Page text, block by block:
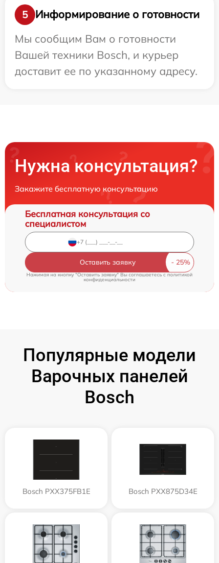
5
Информирование о готовности
Мы сообщим Вам о готовности
Вашей техники Bosch, и курьер
доставит ее по указанному адресу.
Нужна консультация?
Закажите бесплатную консультацию
Бесплатная консультация со
специалистом
Оставить заявку
Нажимая на кнопку "Оставить заявку" Вы соглашаетесь cполитикой
конфиденциальности
Популярные модели
Варочных панелей
Bosch
Bosch PXX375FB1E Bosch PXX875D34E